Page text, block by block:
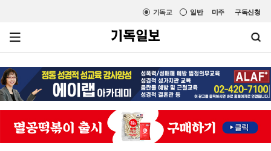
미주 구독신청
일반
기독교